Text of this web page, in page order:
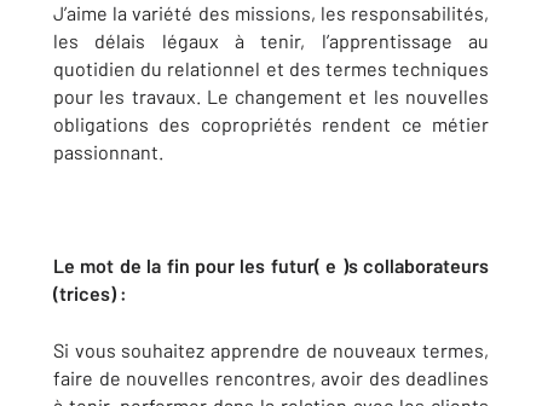
J’aime la variété des missions, les responsabilités,
les délais légaux à tenir, l’apprentissage au
quotidien du relationnel et des termes techniques
pour les travaux. Le changement et les nouvelles
obligations des copropriétés rendent ce métier
passionnant.
Le mot de la fin pour les futur( e )s collaborateurs
(trices) :
Si vous souhaitez apprendre de nouveaux termes,
faire de nouvelles rencontres, avoir des deadlines